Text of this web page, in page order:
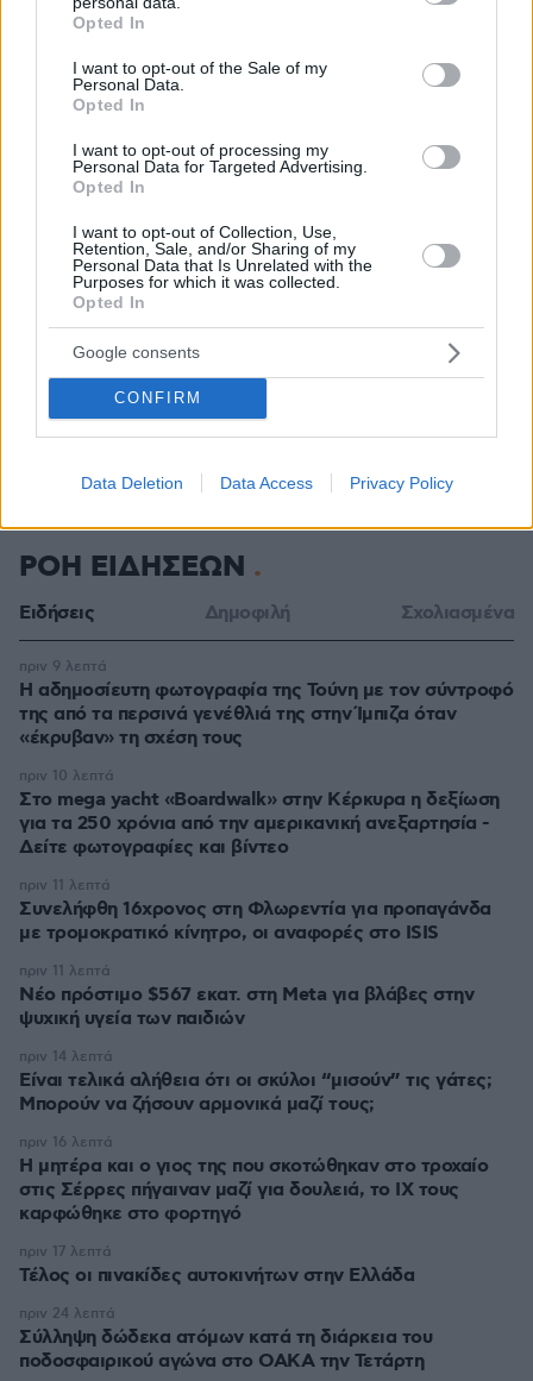
grant or deny consent to Google and its third-party tags to
use your data for below specified purposes in below Google
consent section.
Opted In
I want to opt-out of the Sale of my
Personal Data.
Opted In
I want to opt-out of processing my
Personal Data for Targeted Advertising.
Opted In
I want to opt-out of Collection, Use,
Retention, Sale, and/or Sharing of my
Personal Data that Is Unrelated with the
Purposes for which it was collected.
Opted In
Google consents
CONFIRM
Data Deletion Data Access Privacy Policy
Στον γάμο της Ελέτσι το πάρτι φοροδιαφυγής - «Ήταν όλα
24.01.2024, 12:08
ΡΟΗ ΕΙΔΗΣΕΩΝ
Ειδήσεις Δημοφιλή Σχολιασμένα
Η αδημοσίευτη φωτογραφία της Τούνη με τον σύντροφό
της από τα περσινά γενέθλιά της στην Ίμπιζα όταν
«έκρυβαν» τη σχέση τους
πριν 9 λεπτά
Στο mega yacht «Boardwalk» στην Κέρκυρα η δεξίωση
για τα 250 χρόνια από την αμερικανική ανεξαρτησία -
Δείτε φωτογραφίες και βίντεο
πριν 10 λεπτά
Συνελήφθη 16χρονος στη Φλωρεντία για προπαγάνδα
με τρομοκρατικό κίνητρο, οι αναφορές στο ISIS
πριν 11 λεπτά
Νέο πρόστιμο $567 εκατ. στη Meta για βλάβες στην
ψυχική υγεία των παιδιών
πριν 11 λεπτά
Είναι τελικά αλήθεια ότι οι σκύλοι “μισούν” τις γάτες;
Μπορούν να ζήσουν αρμονικά μαζί τους;
πριν 14 λεπτά
Η μητέρα και ο γιος της που σκοτώθηκαν στο τροχαίο
στις Σέρρες πήγαιναν μαζί για δουλειά, το ΙΧ τους
καρφώθηκε στο φορτηγό
πριν 16 λεπτά
Τέλος οι πινακίδες αυτοκινήτων στην Ελλάδα
πριν 17 λεπτά
Σύλληψη δώδεκα ατόμων κατά τη διάρκεια του
ποδοσφαιρικού αγώνα στο ΟΑΚΑ την Τετάρτη
πριν 24 λεπτά